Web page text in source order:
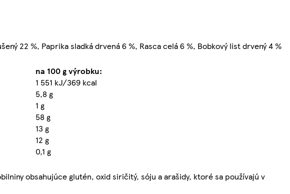
22 %, Paprika sladká drvená 6 %, Rasca celá 6 %, Bobkový list drvený 4 %
na 100 g výrobku:
1 551 kJ/369 kcal
5,8 g
1 g
58 g
13 g
12 g
0,1 g
obsahujúce glutén, oxid siričitý, sóju a arašidy, ktoré sa používajú v